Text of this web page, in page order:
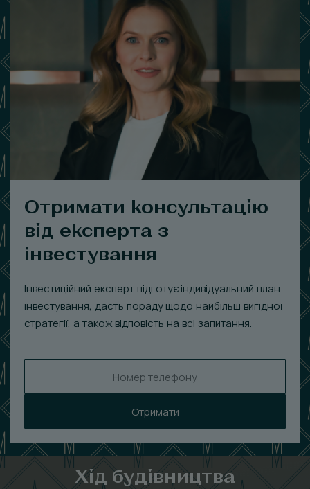
Отримати консультацію
від експерта з
інвестування
Інвестиційний експерт підготує індивідуальний план
інвестування, дасть пораду щодо найбільш вигідної
стратегії, а також відповість на всі запитання.
Отримати
Хід будівництва